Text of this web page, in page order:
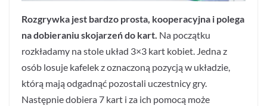
Rozgrywka jest bardzo prosta, kooperacyjna i polega
na dobieraniu skojarzeń do kart. Na początku
rozkładamy na stole układ 3×3 kart kobiet. Jedna z
osób losuje kafelek z oznaczoną pozycją w układzie,
którą mają odgadnąć pozostali uczestnicy gry.
Następnie dobiera 7 kart i za ich pomocą może